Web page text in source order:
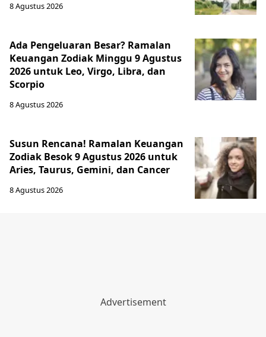
8 Agustus 2026
Ada Pengeluaran Besar? Ramalan
Keuangan Zodiak Minggu 9 Agustus
2026 untuk Leo, Virgo, Libra, dan
Scorpio
8 Agustus 2026
Susun Rencana! Ramalan Keuangan
Zodiak Besok 9 Agustus 2026 untuk
Aries, Taurus, Gemini, dan Cancer
8 Agustus 2026